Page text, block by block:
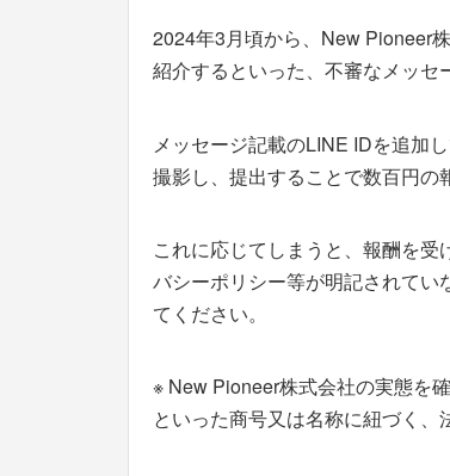
2024年3月頃から、New Pioneer
紹介するといった、不審なメッセ
メッセージ記載のLINE IDを追加
撮影し、提出することで数百円の
これに応じてしまうと、報酬を
バシーポリシー等が明記されてい
てください。
※ New Pioneer株式会社の実態を
といった商号又は名称に紐づく